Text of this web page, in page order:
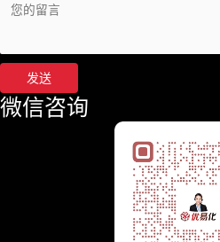
发送
微信咨询